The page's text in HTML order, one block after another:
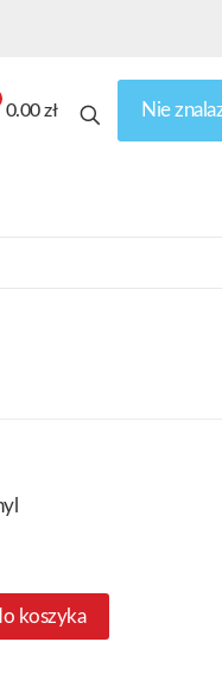
0.00 zł Nie
koszyka